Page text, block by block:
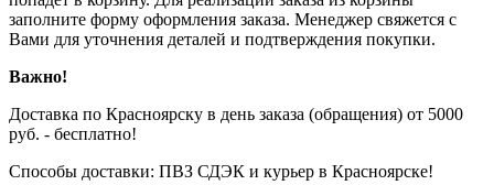
заполните форму оформления заказа. Менеджер свяжется с
Вами для уточнения деталей и подтверждения покупки.
Важно!
Доставка по Красноярску в день заказа (обращения) от 5000
руб. - бесплатно!
Способы доставки: ПВЗ СДЭК и курьер в Красноярске!